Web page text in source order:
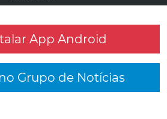
App Android
Grupo de Notícias